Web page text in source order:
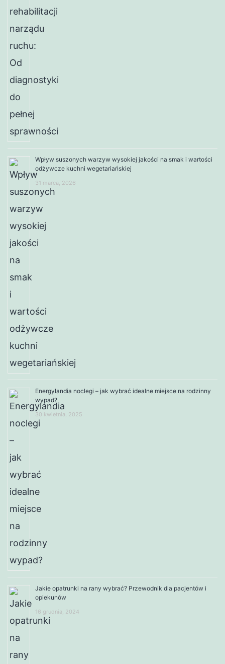
Wpływ suszonych warzyw wysokiej jakości na smak i wartości
odżywcze kuchni wegetariańskiej
31 marca, 2026
Energylandia noclegi – jak wybrać idealne miejsce na rodzinny
wypad?
30 kwietnia, 2025
Jakie opatrunki na rany wybrać? Przewodnik dla pacjentów i
opiekunów
16 grudnia, 2024